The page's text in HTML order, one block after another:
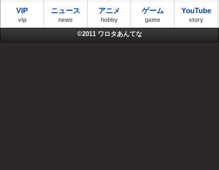
VIP
vip
ニュース
news
アニメ
hobby
ゲーム
game
YouTube
story
©2011 ワロタあんてな